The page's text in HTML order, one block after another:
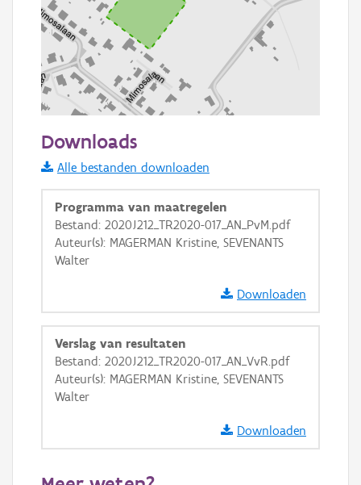
Informatie Vlaanderen
i
+ −
Basis Lagen
GRB-Basiskaart
GRB-Basiskaart in grijswaarden
Downloads
Alle bestanden downloaden
Programma van maatregelen
Bestand: 2020J212_TR2020-017_AN_PvM.pdf
Auteur(s): MAGERMAN Kristine, SEVENANTS
Walter
Downloaden
Verslag van resultaten
Bestand: 2020J212_TR2020-017_AN_VvR.pdf
Auteur(s): MAGERMAN Kristine, SEVENANTS
Walter
Downloaden